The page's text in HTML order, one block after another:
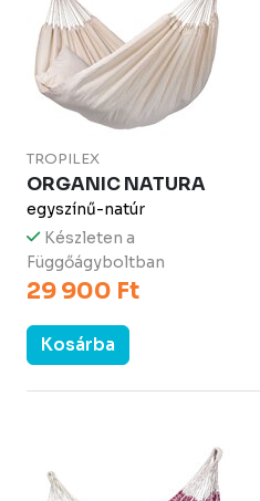
TROPILEX
ORGANIC NATURA
egyszínű-natúr
Készleten a
Függőágyboltban
29 900 Ft
Kosárba